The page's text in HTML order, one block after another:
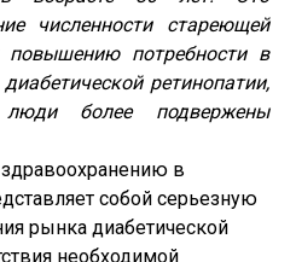
численности стареющей
повышению потребности в
ретинопатии,
более подвержены
в
собой серьезную
рынка диабетической
необходимой